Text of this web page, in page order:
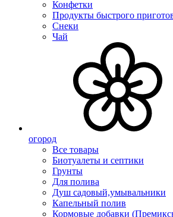
Конфетки
Продукты быстрого
Снеки
Чай
огород
Все товары
Биотуалеты и септики
Грунты
Для полива
Душ садовый,умывальники
Капельный полив
Кормовые добавки